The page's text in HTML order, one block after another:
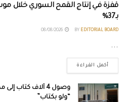
بـ37%
BY EDITORIAL BOARD
...
أكمل القراءة
وصول 4 آلاف كتاب
“ولو بكتاب”